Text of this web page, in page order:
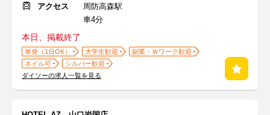
アクセス
周防高森駅
車4分
本日、掲載終了
単発（1日OK） 大学生歓迎
副業・Ｗワーク歓迎
ネイル可
シルバー歓迎
ダイソーの求人一覧を見る